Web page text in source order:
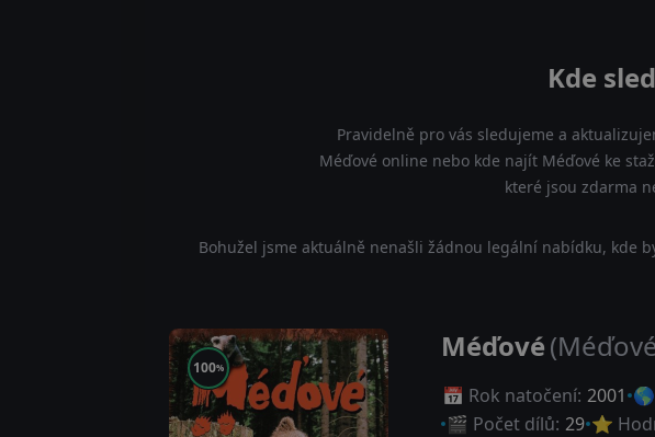
Kde
Pravidelně pro vás sledujeme a
Méďové online nebo kde najít Méďové ke
které jsou zdarma
Bohužel jsme aktuálně nenašli žádnou legální nabídku, kde
100%
Méďové
📅 Rok natočení: 2001
🎬 Počet dílů: 29 ⭐